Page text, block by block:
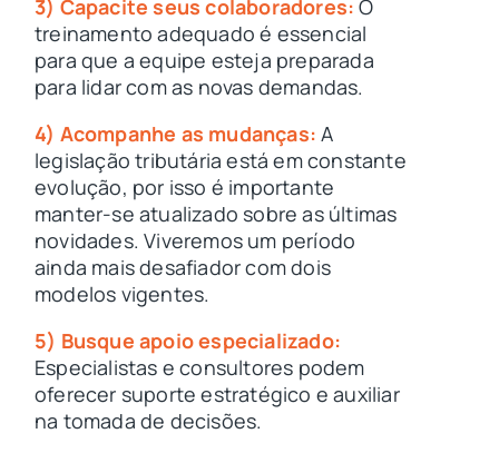
3) Capacite seus colaboradores: O
treinamento adequado é essencial
para que a equipe esteja preparada
para lidar com as novas demandas.
4) Acompanhe as mudanças: A
legislação tributária está em constante
evolução, por isso é importante
manter-se atualizado sobre as últimas
novidades. Viveremos um período
ainda mais desafiador com dois
modelos vigentes.
5) Busque apoio especializado:
Especialistas e consultores podem
oferecer suporte estratégico e auxiliar
na tomada de decisões.